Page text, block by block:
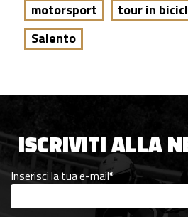
motorsport
tour in
Salento
ISCRIVITI ALLA
Inserisci la tua e-mail*